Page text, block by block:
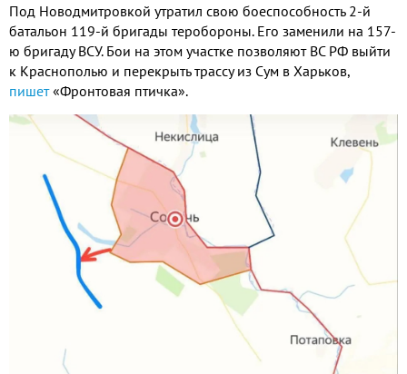
Под Новодмитровкой утратил свою боеспособность 2-й
батальон 119-й бригады теробороны. Его заменили на 157-
ю бригаду ВСУ. Бои на этом участке позволяют ВС РФ выйти
к Краснополью и перекрыть трассу из Сум в Харьков,
пишет«Фронтовая птичка».